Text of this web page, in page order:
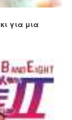
για μια